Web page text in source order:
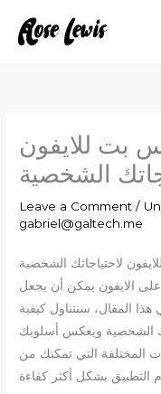
بت للايفون
الشخصية
Leave a Comment /
gabriel@galtech.me
لاحتياجاتك الشخصية
الايفون يمكن أن يجعل
المقال، سنتناول كيفية
الشخصية ويعكس أسلوبك
المختلفة التي تمكنك من